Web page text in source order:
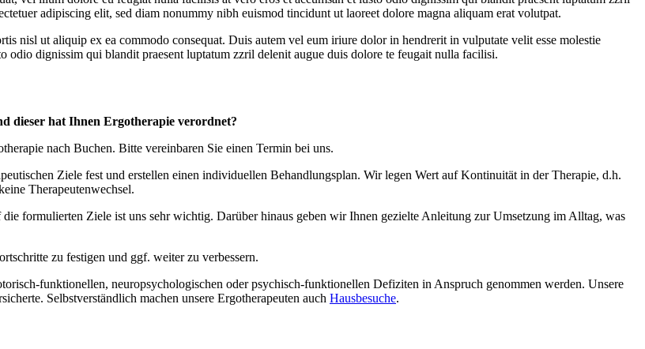
adipiscing elit, sed diam nonummy nibh euismod tincidunt ut laoreet dolore magna aliquam erat volutpat.
nisl ut aliquip ex ea commodo consequat. Duis autem vel eum iriure dolor in hendrerit in vulputate velit esse molestie
odio dignissim qui blandit praesent luptatum zzril delenit augue duis dolore te feugait nulla facilisi.
dieser hat Ihnen Ergotherapie verordnet?
nach Buchen. Bitte vereinbaren Sie einen Termin bei uns.
Ziele fest und erstellen einen individuellen Behandlungsplan. Wir legen Wert auf Kontinuität in der Therapie, d.h.
Therapeutenwechsel.
formulierten Ziele ist uns sehr wichtig. Darüber hinaus geben wir Ihnen gezielte Anleitung zur Umsetzung im Alltag, was
zu festigen und ggf. weiter zu verbessern.
funktionellen, neuropsychologischen oder psychisch-funktionellen Defiziten in Anspruch genommen werden. Unsere
Selbstverständlich machen unsere Ergotherapeuten auch Hausbesuche.